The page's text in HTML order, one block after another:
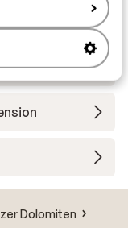
Dolomiten